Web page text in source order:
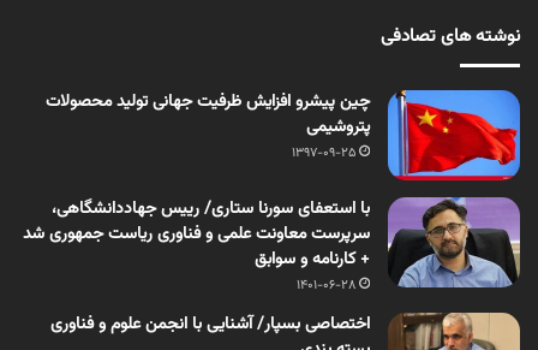
نوشته های تصادفی
چین پیشرو افزایش ظرفیت جهانی تولید محصولات
پتروشیمی
1397-09-25
با استعفای سورنا ستاری/ رییس جهاددانشگاهی،
سرپرست معاونت علمی و فناوری ریاست جمهوری شد
+ کارنامه و سوابق
1401-06-28
اختصاصی بسپار/ آشنایی با انجمن علوم و فناوری